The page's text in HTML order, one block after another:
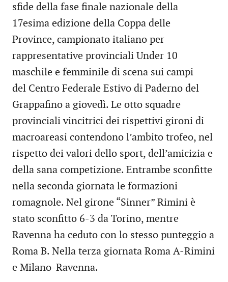
sfide della fase finale nazionale della
17esima edizione della Coppa delle
Province, campionato italiano per
rappresentative provinciali Under 10
maschile e femminile di scena sui campi
del Centro Federale Estivo di Paderno del
Grappafino a giovedì. Le otto squadre
provinciali vincitrici dei rispettivi gironi di
macroareasi contendono l’ambito trofeo, nel
rispetto dei valori dello sport, dell’amicizia e
della sana competizione. Entrambe sconfitte
nella seconda giornata le formazioni
romagnole. Nel girone “Sinner” Rimini è
stato sconfitto 6-3 da Torino, mentre
Ravenna ha ceduto con lo stesso punteggio a
Roma B. Nella terza giornata Roma A-Rimini
e Milano-Ravenna.